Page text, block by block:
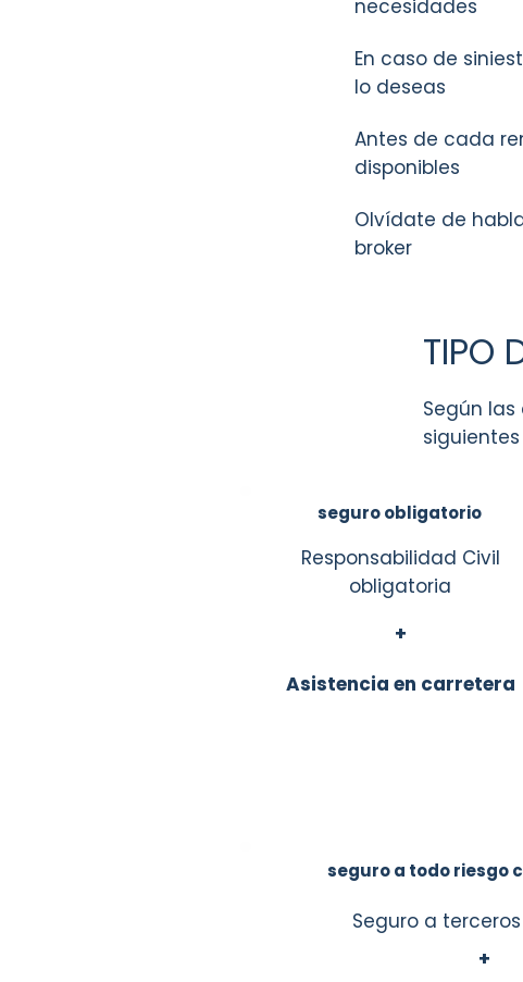
necesidades
En caso de
lo deseas
Antes de cada
disponibles
Olvídate de
broker
TIPO
Según
siguientes
seguro obligatorio
Responsabilidad Civil
obligatoria
+
Asistencia en carretera
seguro a todo riesgo
Seguro a
+